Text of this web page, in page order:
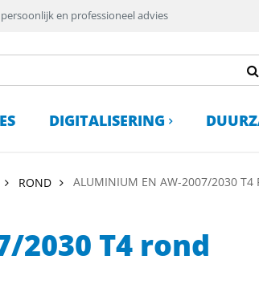
persoonlijk en professioneel advies
DIGITALISERING
ROND ALUMINIUM EN AW-2007/2030 T4
2030 T4 rond